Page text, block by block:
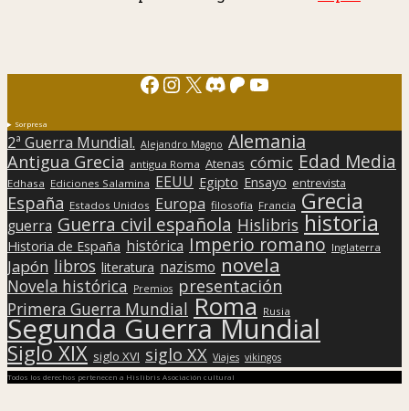
Facebook
Instagram
X Discord
Patreon
YouTube
Sorpresa
2ª Guerra Mundial. Alejandro Magno Alemania
Antigua Grecia antigua Roma Atenas cómic Edad Media
Edhasa Ediciones Salamina EEUU Egipto Ensayo entrevista
España Estados Unidos Europa filosofía Francia Grecia
guerra Guerra civil española Hislibris historia
Historia de España histórica Imperio romano Inglaterra
Japón libros literatura nazismo novela
Novela histórica Premios presentación
Primera Guerra Mundial Roma Rusia
Segunda Guerra Mundial
Siglo XIX siglo XVI siglo XX Viajes vikingos
Todos los derechos pertenecen a Hislibris Asociación cultural